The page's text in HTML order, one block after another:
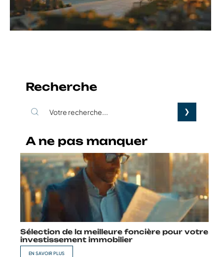
Recherche
A ne pas manquer
Sélection de la meilleure foncière pour votre
investissement immobilier
EN SAVOIR PLUS